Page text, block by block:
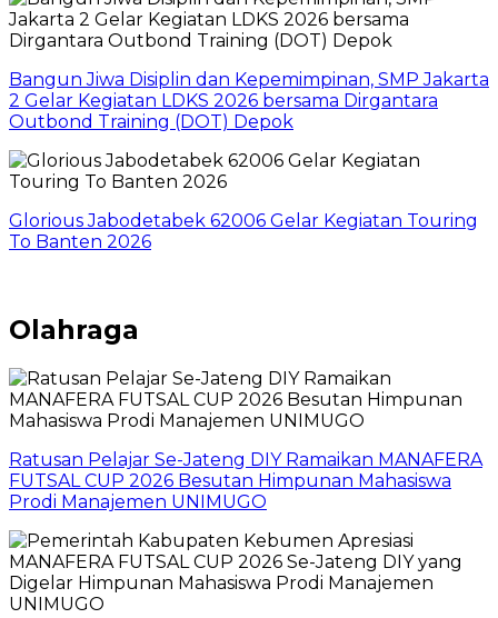
Bangun Jiwa Disiplin dan Kepemimpinan, SMP Jakarta
2 Gelar Kegiatan LDKS 2026 bersama Dirgantara
Outbond Training (DOT) Depok
Glorious Jabodetabek 62006 Gelar Kegiatan Touring
To Banten 2026
Olahraga
Ratusan Pelajar Se-Jateng DIY Ramaikan MANAFERA
FUTSAL CUP 2026 Besutan Himpunan Mahasiswa
Prodi Manajemen UNIMUGO